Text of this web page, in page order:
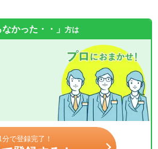
かった・・」 方は
分で登録完了！